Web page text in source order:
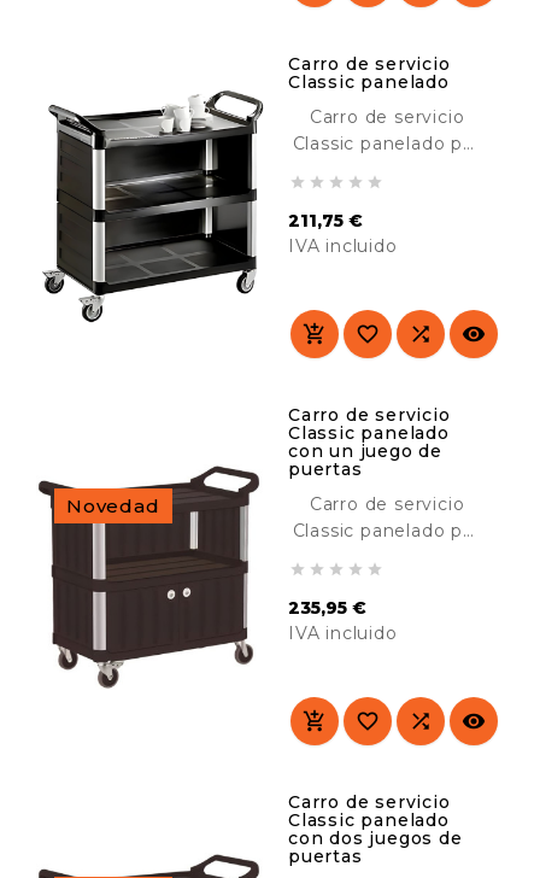
Carro de servicio
Classic panelado
Carro de servicio
Classic panelado por
lugares cara al
público. Resistente y
material en hoteles,
hospitales,
industria, etc.
    
211,75 €
IVA incluido
   
Novedad
Carro de servicio
Classic panelado
con un juego de
puertas
Carro de servicio
Classic panelado por
para su uso en
lugares cara al
el transporte de
material en hoteles,
comedores, colegios,
industria, etc.
    
235,95 €
IVA incluido
   
Carro de servicio
Classic panelado
con dos juegos de
puertas